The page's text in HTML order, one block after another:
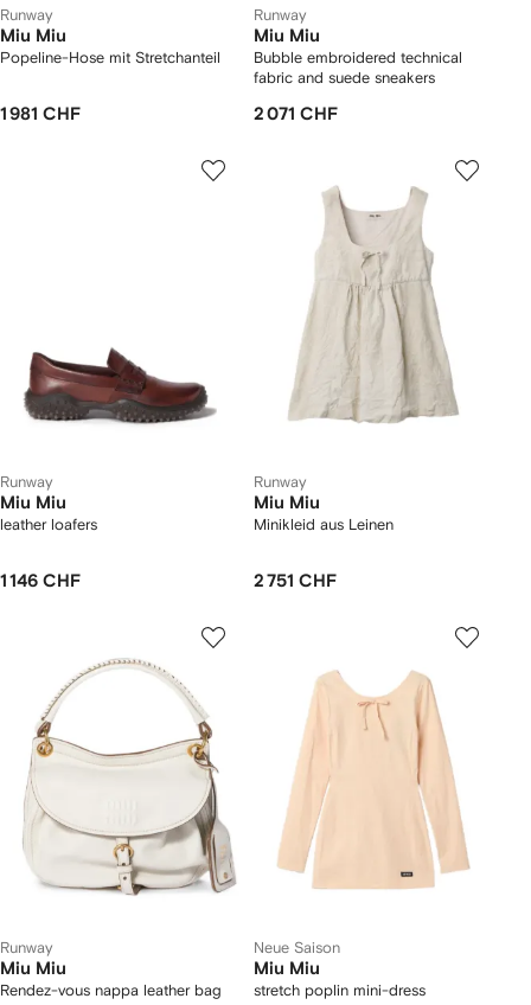
Runway
Miu Miu
Popeline-Hose mit Stretchanteil
1 981 CHF
Runway
Miu Miu
Bubble embroidered technical
fabric and suede sneakers
2 071 CHF
Runway
Miu Miu
leather loafers
1 146 CHF
Runway
Miu Miu
Minikleid aus Leinen
2 751 CHF
Runway
Miu Miu
Rendez-vous nappa leather bag
Neue Saison
Miu Miu
stretch poplin mini-dress